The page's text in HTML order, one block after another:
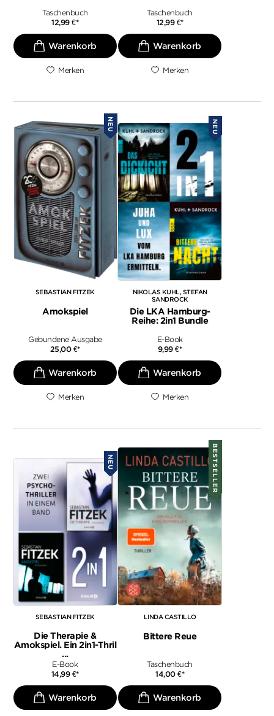
Taschenbuch
12,99€*
Merken
Taschenbuch
12,99 €*
Merken
NEU
SEBASTIAN FITZEK
Amokspiel
Gebundene Ausgabe
25,00 €*
Merken
NEU
NIKOLAS KUHL STEFAN
SANDROCK
Die LKA Hamburg-
Reihe: 2in1 Bundle
E-Book
9,99€*
Merken
NEU
SEBASTIAN FITZEK
Die Therapie &
Amokspiel. Ein 2in1-Thril
...
E-Book
14,99 €*
BESTSELLER
LINDA CASTILLO
Bittere Reue
Taschenbuch
14,00€*